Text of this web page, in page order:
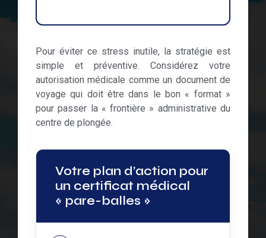
Pour éviter ce stress inutile, la stratégie est
simple et préventive. Considérez votre
autorisation médicale comme un document de
voyage qui doit être dans le bon « format »
pour passer la « frontière » administrative du
centre de plongée.
Votre plan d’action pour
un certificat médical
« pare-balles »